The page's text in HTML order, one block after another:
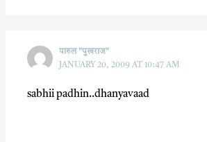
पारुल "पुखराज"
JANUARY 20, 2009 AT 10:47 AM
sabhii padhin..dhanyavaad